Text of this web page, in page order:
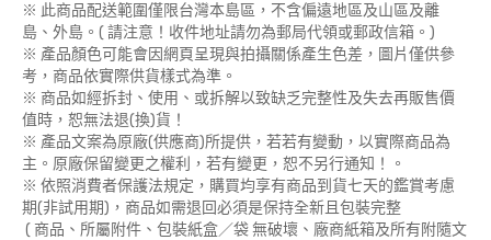
※ 此商品配送範圍僅限台灣本島區，不含偏遠地區及山區及離
島、外島。( 請注意！收件地址請勿為郵局代領或郵政信箱。)
※ 產品顏色可能會因網頁呈現與拍攝關係產生色差，圖片僅供參
考，商品依實際供貨樣式為準。
※ 商品如經拆封、使用、或拆解以致缺乏完整性及失去再販售價
值時，恕無法退(換)貨！
※ 產品文案為原廠(供應商)所提供，若若有變動，以實際商品為
主。原廠保留變更之權利，若有變更，恕不另行通知！。
※ 依照消費者保護法規定，購買均享有商品到貨七天的鑑賞考慮
期(非試用期)，商品如需退回必須是保持全新且包裝完整
( 商品、所屬附件、包裝紙盒／袋 無破壞、廠商紙箱及所有附隨文